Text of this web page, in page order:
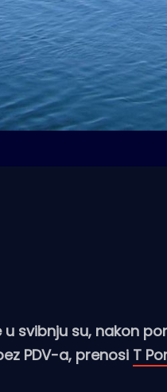
u svibnju su, nakon
PDV-a, prenosi T